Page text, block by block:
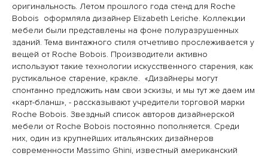
оригинальность. Летом прошлого года стенд для Roche
Bobois оформляла дизайнер Elizabeth Leriche. Коллекции
мебели были представлены на фоне полуразрушенных
зданий. Тема винтажного стиля отчетливо прослеживается у
вещей от Roche Bobois. Производители активно
используют такие технологии искусственного старения, как
рустикальное старение, кракле. «Дизайнеры могут
спонтанно предложить нам свои эскизы, и мы тут же даем им
«карт-бланш», - рассказывают учредители торговой марки
Roche Bobois. Звездный список авторов дизайнерской
мебели от Roche Bobois постоянно пополняется. Среди
них, один из крупнейших итальянских дизайнеров
современности Massimo Ghini, известный американский